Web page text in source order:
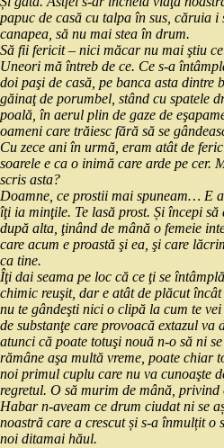
papuc de casă cu talpa în sus, căruia i
canapea, să nu mai stea în drum.
Să fii fericit – nici măcar nu mai ştiu
Uneori mă întreb de ce. Ce s‑a
doi paşi de casă, pe banca asta dintre
găinaţ de porumbel, stând cu spatele
poală, în aerul plin de gaze de
oameni care trăiesc fără să se
Cu zece ani în urmă, eram atât de
soarele e ca o inimă care arde pe cer.
scris asta?
Doamne, ce prostii mai spuneam… E
îţi ia minţile. Te lasă prost. Și începi să
după alta, ţinând de mână o femeie
care acum e proastă şi ea, şi care
ca tine.
Îţi dai seama pe loc că ce ţi se
chimic reuşit, dar e atât de plăcut
nu te gândeşti nici o clipă la cum te
de substanţe care provoacă extazul va
atunci că poate totuşi nouă n‑o să ni
rămâne aşa multă vreme, poate chiar
noi primul cuplu care nu va cunoaşte
regretul. O să murim de mână, privind
Habar n-aveam ce drum ciudat ni se
noastră care a crescut și s-a înmulțit o
noi ditamai hăul.